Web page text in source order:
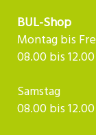
BUL-Shop
Montag bis
08.00 bis
Samstag
08.00 bis